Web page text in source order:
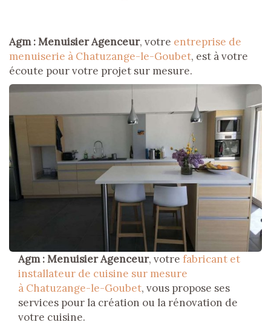
Agm : Menuisier Agenceur, votre entreprise de
menuiserie à Chatuzange-le-Goubet, est à votre
écoute pour votre projet sur mesure.
Agm : Menuisier Agenceur, votre fabricant et
installateur de cuisine sur mesure
à Chatuzange-le-Goubet, vous propose ses
services pour la création ou la rénovation de
votre cuisine.